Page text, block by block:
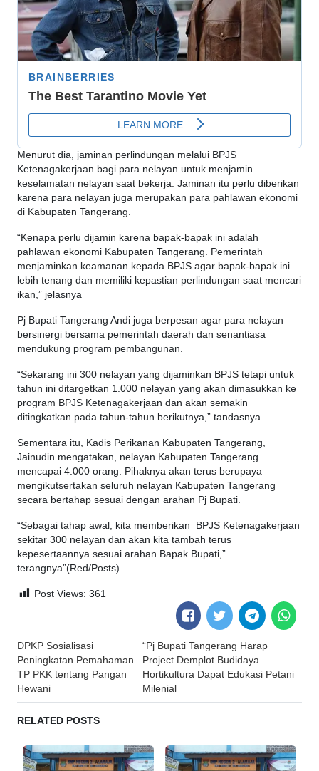
Menurut dia, jaminan perlindungan melalui BPJS
Ketenagakerjaan bagi para nelayan untuk menjamin
keselamatan nelayan saat bekerja. Jaminan itu perlu diberikan
karena para nelayan juga merupakan para pahlawan ekonomi
di Kabupaten Tangerang.
“Kenapa perlu dijamin karena bapak-bapak ini adalah
pahlawan ekonomi Kabupaten Tangerang. Pemerintah
menjaminkan keamanan kepada BPJS agar bapak-bapak ini
lebih tenang dan memiliki kepastian perlindungan saat mencari
ikan,” jelasnya
Pj Bupati Tangerang Andi juga berpesan agar para nelayan
bersinergi bersama pemerintah daerah dan senantiasa
mendukung program pembangunan.
“Sekarang ini 300 nelayan yang dijaminkan BPJS tetapi untuk
tahun ini ditargetkan 1.000 nelayan yang akan dimasukkan ke
program BPJS Ketenagakerjaan dan akan semakin
ditingkatkan pada tahun-tahun berikutnya,” tandasnya
Sementara itu, Kadis Perikanan Kabupaten Tangerang,
Jainudin mengatakan, nelayan Kabupaten Tangerang
mencapai 4.000 orang. Pihaknya akan terus berupaya
mengikutsertakan seluruh nelayan Kabupaten Tangerang
secara bertahap sesuai dengan arahan Pj Bupati.
“Sebagai tahap awal, kita memberikan BPJS Ketenagakerjaan
sekitar 300 nelayan dan akan kita tambah terus
kepesertaannya sesuai arahan Bapak Bupati,”
terangnya”(Red/Posts)
Post Views: 361
Post
navigation
DPKP Sosialisasi
Peningkatan Pemahaman
TP PKK tentang Pangan
Hewani
“Pj Bupati Tangerang Harap
Project Demplot Budidaya
Hortikultura Dapat Edukasi Petani
Milenial
RELATED POSTS